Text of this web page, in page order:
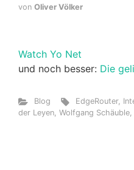
von Oliver Völker
Watch Yo Net
und noch besser: Die
Blog EdgeRouter,
der Leyen, Wolfgang Schäuble,